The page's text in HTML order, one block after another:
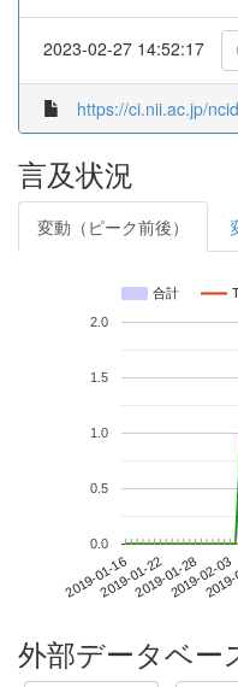
2023-02-27 14:52:17
https://ci.nii.ac.jp/
言及状況
変動（ピーク前後）
合計
2019-01-162019-01-222019-01-282019-02-03
0.0
0.5
1.0
1.5
2.0
外部データベー